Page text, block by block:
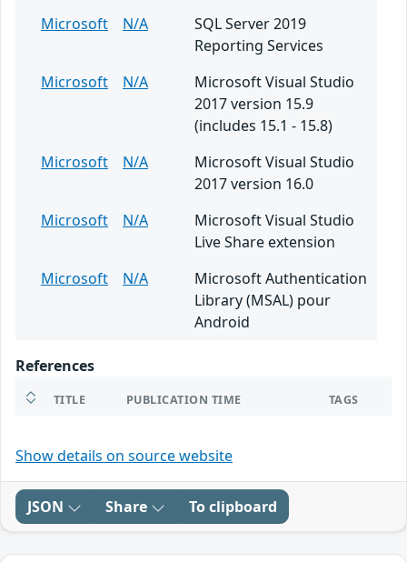
Microsoft
N/A
SQL Server 2019
Reporting Services
Microsoft
N/A
Microsoft Visual Studio
2017 version 15.9
(includes 15.1 - 15.8)
Microsoft
N/A
Microsoft Visual Studio
2017 version 16.0
Microsoft
N/A
Microsoft Visual Studio
Live Share extension
Microsoft
N/A
Microsoft Authentication
Library (MSAL) pour
Android
References
TITLE PUBLICATION TIME TAGS
Show details on source website
JSON Share To clipboard